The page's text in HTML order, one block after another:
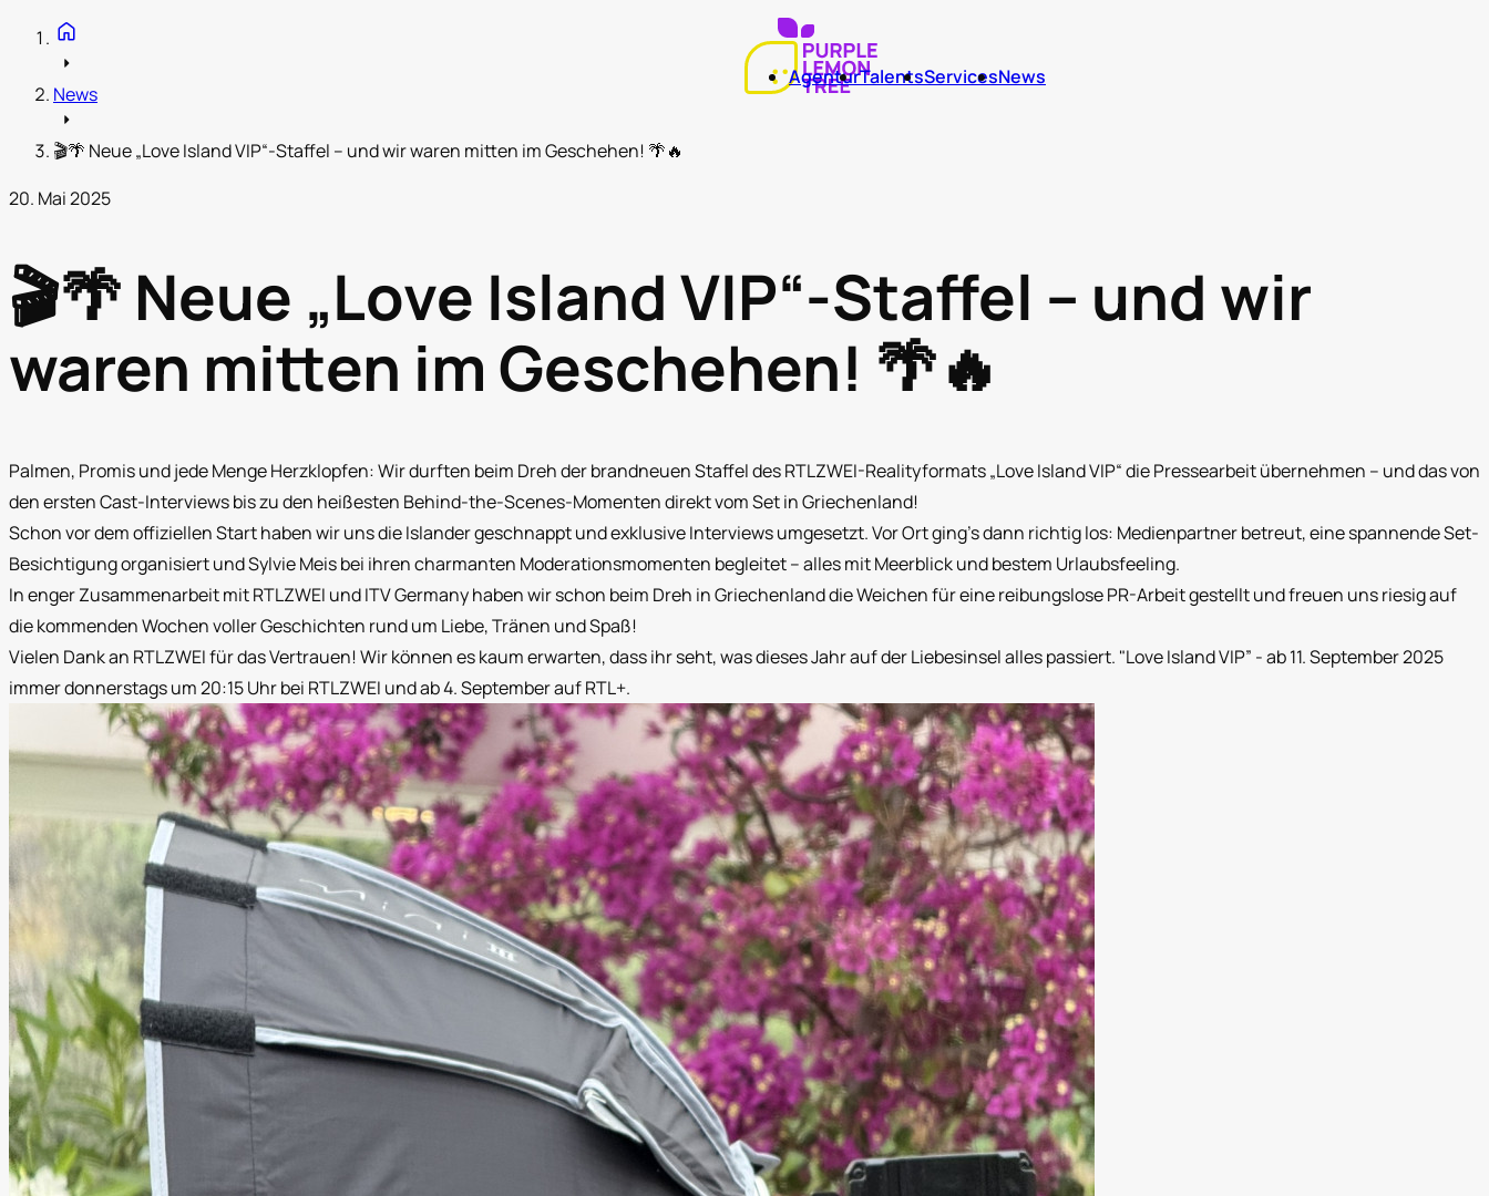
AgenturTalentsServicesNews
home
arrow_right
News
arrow_right
🎬🌴 Neue „Love Island VIP“-Staffel – und wir waren mitten im Geschehen! 🌴🔥
20. Mai 2025
🎬🌴 Neue „Love Island VIP“-Staffel – und wir
waren mitten im Geschehen! 🌴🔥
Palmen, Promis und jede Menge Herzklopfen: Wir durften beim Dreh der brandneuen Staffel des RTLZWEI-Realityformats „Love Island VIP“ die Pressearbeit übernehmen – und das von
den ersten Cast-Interviews bis zu den heißesten Behind-the-Scenes-Momenten direkt vom Set in Griechenland!
Schon vor dem offiziellen Start haben wir uns die Islander geschnappt und exklusive Interviews umgesetzt. Vor Ort ging’s dann richtig los: Medienpartner betreut, eine spannende Set-
Besichtigung organisiert und Sylvie Meis bei ihren charmanten Moderationsmomenten begleitet – alles mit Meerblick und bestem Urlaubsfeeling.
In enger Zusammenarbeit mit RTLZWEI und ITV Germany haben wir schon beim Dreh in Griechenland die Weichen für eine reibungslose PR-Arbeit gestellt und freuen uns riesig auf
die kommenden Wochen voller Geschichten rund um Liebe, Tränen und Spaß!
Vielen Dank an RTLZWEI für das Vertrauen! Wir können es kaum erwarten, dass ihr seht, was dieses Jahr auf der Liebesinsel alles passiert. "Love Island VIP” - ab 11. September 2025
immer donnerstags um 20:15 Uhr bei RTLZWEI und ab 4. September auf RTL+.